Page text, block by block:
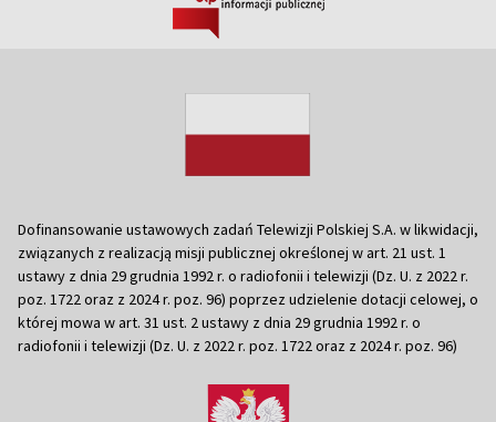
Dofinansowanie ustawowych zadań Telewizji Polskiej S.A. w likwidacji,
związanych z realizacją misji publicznej określonej w art. 21 ust. 1
ustawy z dnia 29 grudnia 1992 r. o radiofonii i telewizji (Dz. U. z 2022 r.
poz. 1722 oraz z 2024 r. poz. 96) poprzez udzielenie dotacji celowej, o
której mowa w art. 31 ust. 2 ustawy z dnia 29 grudnia 1992 r. o
radiofonii i telewizji (Dz. U. z 2022 r. poz. 1722 oraz z 2024 r. poz. 96)